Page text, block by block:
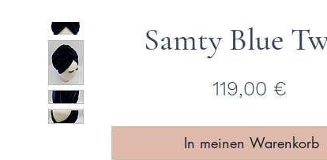
Samty Blue
119,00 €
In meinen Warenkorb